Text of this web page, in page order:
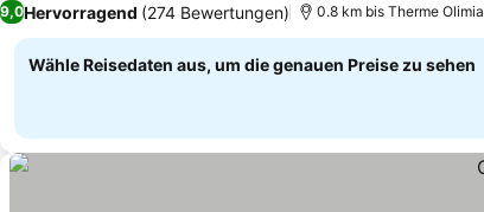
9,0Hervorragend (274 Bewertungen) 0.8 km bis Therme Olimia
Wähle Reisedaten aus, um die genauen Preise zu sehen